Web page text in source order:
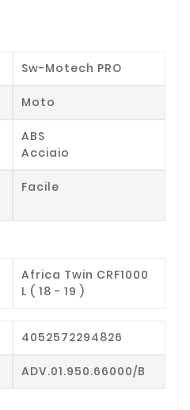
Sw-Motech PRO
Moto
ABS
Acciaio
Facile
Africa Twin CRF1000
L ( 18 - 19 )
4052572294826
ADV.01.950.66000/B